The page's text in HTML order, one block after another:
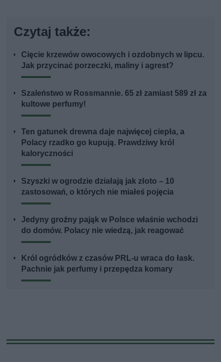
Czytaj także:
Cięcie krzewów owocowych i ozdobnych w lipcu.
Jak przycinać porzeczki, maliny i agrest?
Szaleństwo w Rossmannie. 65 zł zamiast 589 zł za
kultowe perfumy!
Ten gatunek drewna daje najwięcej ciepła, a
Polacy rzadko go kupują. Prawdziwy król
kaloryczności
Szyszki w ogrodzie działają jak złoto – 10
zastosowań, o których nie miałeś pojęcia
Jedyny groźny pająk w Polsce właśnie wchodzi
do domów. Polacy nie wiedzą, jak reagować
Król ogródków z czasów PRL-u wraca do łask.
Pachnie jak perfumy i przepędza komary